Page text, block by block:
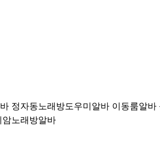
정자동노래방도우미알바 이동룸알
노래방알바